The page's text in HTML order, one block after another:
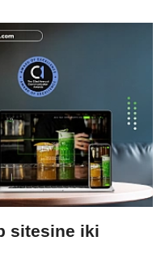
sitesine iki